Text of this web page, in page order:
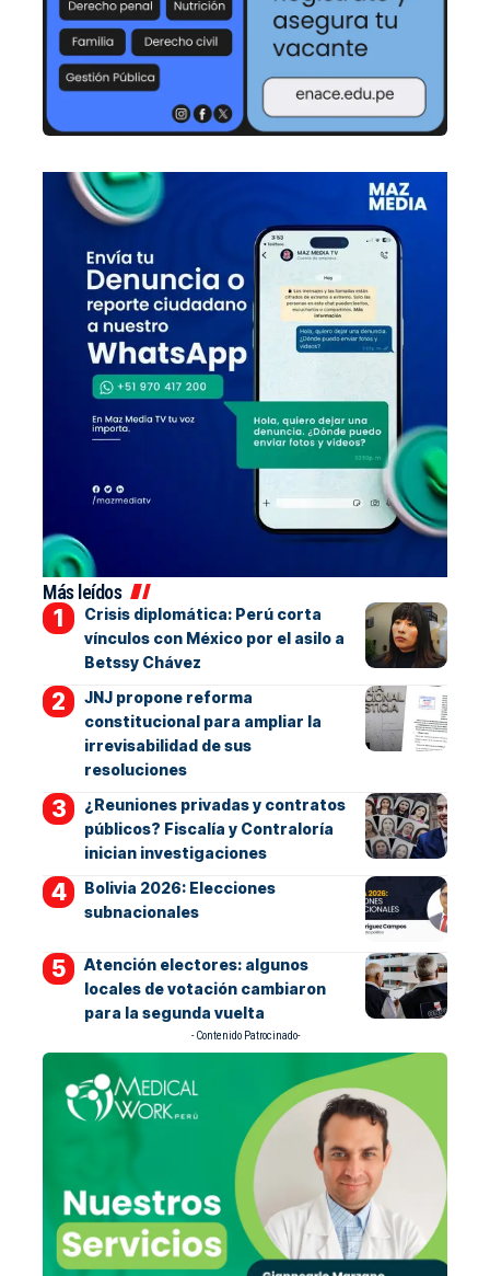
Más leídos
Crisis diplomática: Perú corta
vínculos con México por el asilo a
Betssy Chávez
JNJ propone reforma
constitucional para ampliar la
irrevisabilidad de sus
resoluciones
¿Reuniones privadas y contratos
públicos? Fiscalía y Contraloría
inician investigaciones
Bolivia 2026: Elecciones
subnacionales
Atención electores: algunos
locales de votación cambiaron
para la segunda vuelta
- Contenido Patrocinado-